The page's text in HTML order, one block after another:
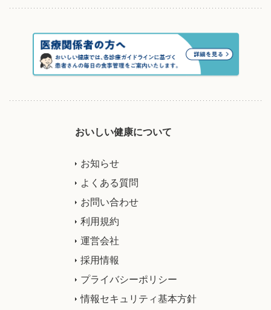
おいしい健康について
お知らせ
よくある質問
お問い合わせ
利用規約
運営会社
採用情報
プライバシーポリシー
情報セキュリティ基本方針